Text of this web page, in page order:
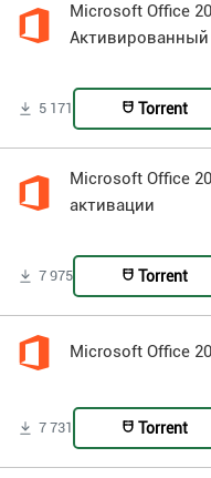
Microsoft Office
Активированный
5 171 Torrent
Microsoft Office
активации
7 975 Torrent
Microsoft Office
7 731 Torrent